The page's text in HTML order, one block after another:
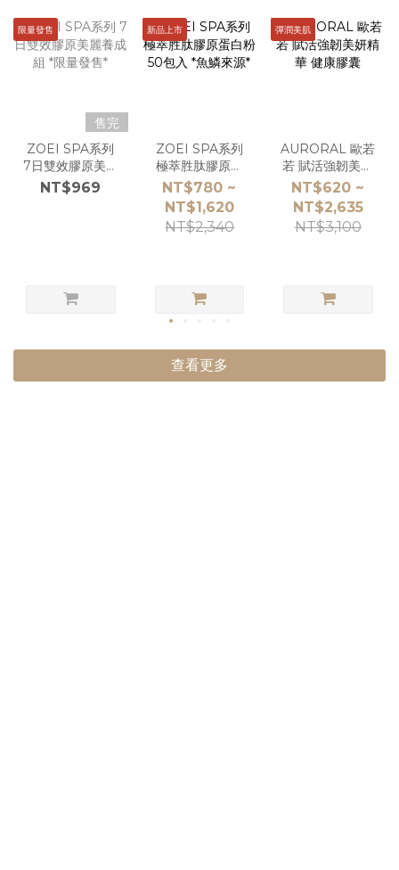
限量發售
售完
ZOEI SPA系列
7日雙效膠原美麗
養成組 *限量發售
NT$969
新品上市
ZOEI SPA系列
極萃胜肽膠原蛋
白粉 50包入 *魚
鱗來源*
NT$780 ~
NT$1,620
NT$2,340
彈潤美肌
AURORAL 歐若
若 賦活強韌美妍
精華 健康膠囊
NT$620 ~
NT$2,635
NT$3,100
查看更多